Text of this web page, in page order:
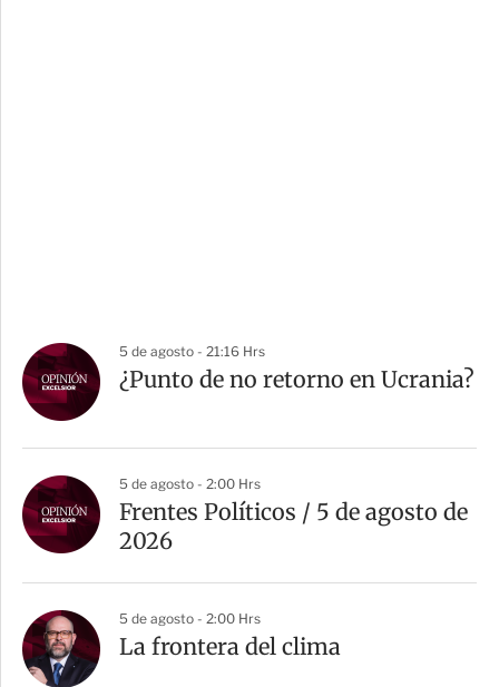
5 de agosto - 21:16 Hrs
¿Punto de no retorno en Ucrania?
5 de agosto - 2:00 Hrs
Frentes Políticos / 5 de agosto de
2026
5 de agosto - 2:00 Hrs
La frontera del clima